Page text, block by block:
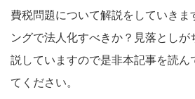
費税問題について解説をしていきま
ングで法人化すべきか？見落とし
説していますので是非本記事を読ん
てください。